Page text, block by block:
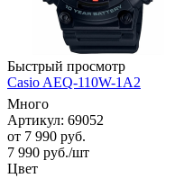
Быстрый просмотр
Casio AEQ-110W-1A2
Много
Артикул: 69052
от 7 990 руб.
7 990 руб./шт
Цвет